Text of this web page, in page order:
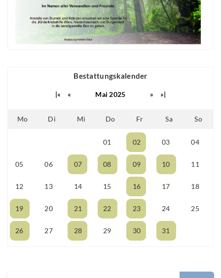
Bestattungskalender
|« « Mai 2025 » »|
Mo Di Mi Do Fr Sa So
01 02 03 04
05 06 07 08 09 10 11
12 13 14 15 16 17 18
19 20 21 22 23 24 25
26 27 28 29 30 31